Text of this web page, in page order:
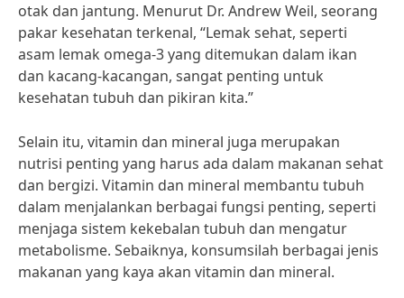
otak dan jantung. Menurut Dr. Andrew Weil, seorang
pakar kesehatan terkenal, “Lemak sehat, seperti
asam lemak omega-3 yang ditemukan dalam ikan
dan kacang-kacangan, sangat penting untuk
kesehatan tubuh dan pikiran kita.”
Selain itu, vitamin dan mineral juga merupakan
nutrisi penting yang harus ada dalam makanan sehat
dan bergizi. Vitamin dan mineral membantu tubuh
dalam menjalankan berbagai fungsi penting, seperti
menjaga sistem kekebalan tubuh dan mengatur
metabolisme. Sebaiknya, konsumsilah berbagai jenis
makanan yang kaya akan vitamin dan mineral.